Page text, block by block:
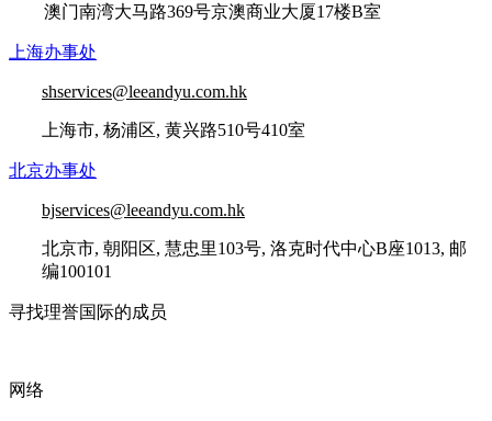
澳门南湾大马路369号京澳商业大厦17楼B室
上海办事处
shservices@leeandyu.com.hk
上海市, 杨浦区, 黄兴路510号410室
北京办事处
bjservices@leeandyu.com.hk
北京市, 朝阳区, 慧忠里103号, 洛克时代中心B座1013, 邮
编100101
寻找理誉国际的成员
网络